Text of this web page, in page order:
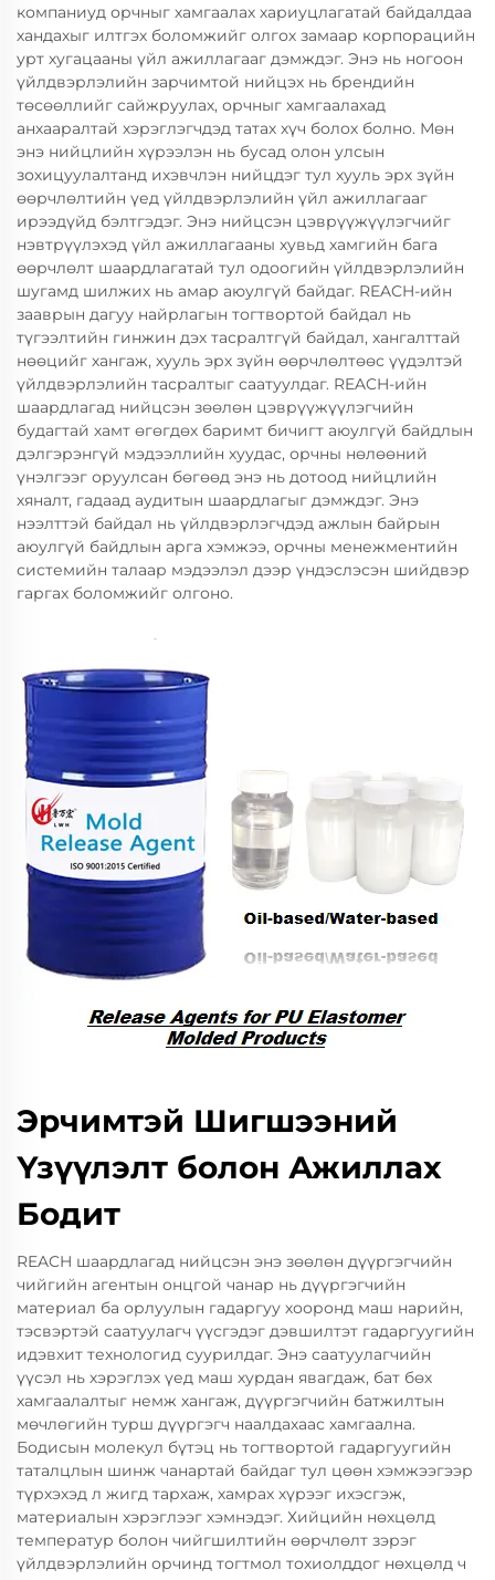
компаниуд орчныг хамгаалах хариуцлагатай байдалдаа
хандахыг илтгэх боломжийг олгох замаар корпорацийн
урт хугацааны үйл ажиллагааг дэмждэг. Энэ нь ногоон
үйлдвэрлэлийн зарчимтой нийцэх нь брендийн
төсөөллийг сайжруулах, орчныг хамгаалахад
анхааралтай хэрэглэгчдэд татах хүч болох болно. Мөн
энэ нийцлийн хүрээлэн нь бусад олон улсын
зохицуулалтанд ихэвчлэн нийцдэг тул хууль эрх зүйн
өөрчлөлтийн үед үйлдвэрлэлийн үйл ажиллагааг
ирээдүйд бэлтгэдэг. Энэ нийцсэн цэврүүжүүлэгчийг
нэвтрүүлэхэд үйл ажиллагааны хувьд хамгийн бага
өөрчлөлт шаардлагатай тул одоогийн үйлдвэрлэлийн
шугамд шилжих нь амар аюулгүй байдаг. REACH-ийн
зааврын дагуу найрлагын тогтвортой байдал нь
түгээлтийн гинжин дэх тасралтгүй байдал, хангалттай
нөөцийг хангаж, хууль эрх зүйн өөрчлөлтөөс үүдэлтэй
үйлдвэрлэлийн тасралтыг саатуулдаг. REACH-ийн
шаардлагад нийцсэн зөөлөн цэврүүжүүлэгчийн
будагтай хамт өгөгдөх баримт бичигт аюулгүй байдлын
дэлгэрэнгүй мэдээллийн хуудас, орчны нөлөөний
үнэлгээг оруулсан бөгөөд энэ нь дотоод нийцлийн
хяналт, гадаад аудитын шаардлагыг дэмждэг. Энэ
нээлттэй байдал нь үйлдвэрлэгчдэд ажлын байрын
аюулгүй байдлын арга хэмжээ, орчны менежментийн
системийн талаар мэдээлэл дээр үндэслэсэн шийдвэр
гаргах боломжийг олгоно.
Эрчимтэй Шигшээний
Үзүүлэлт болон Ажиллах
Бодит
REACH шаардлагад нийцсэн энэ зөөлөн дүүргэгчийн
чийгийн агентын онцгой чанар нь дүүргэгчийн
материал ба орлуулын гадаргуу хооронд маш нарийн,
тэсвэртэй саатуулагч үүсгэдэг дэвшилтэт гадаргуугийн
идэвхит технологид суурилдаг. Энэ саатуулагчийн
үүсэл нь хэрэглэх үед маш хурдан явагдаж, бат бөх
хамгаалалтыг немж хангаж, дүүргэгчийн батжилтын
мөчлөгийн турш дүүргэгч наалдахаас хамгаална.
Бодисын молекул бүтэц нь тогтвортой гадаргуугийн
таталцлын шинж чанартай байдаг тул цөөн хэмжээгээр
түрхэхэд л жигд тархаж, хамрах хүрээг ихэсгэж,
материалын хэрэглээг хэмнэдэг. Хийцийн нөхцөлд
температур болон чийгшилтийн өөрчлөлт зэрэг
үйлдвэрлэлийн орчинд тогтмол тохиолддог нөхцөлд ч